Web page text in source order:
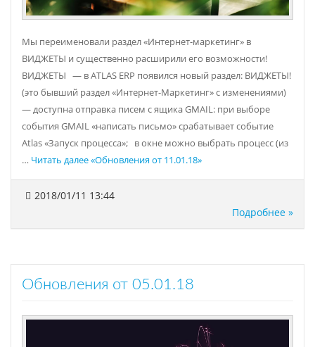
Мы переименовали раздел «Интернет-маркетинг» в
ВИДЖЕТЫ и существенно расширили его возможности!
ВИДЖЕТЫ — в ATLAS ERP появился новый раздел: ВИДЖЕТЫ!
(это бывший раздел «Интернет-Маркетинг» с изменениями)
— доступна отправка писем с ящика GMAIL: при выборе
события GMAIL «написать письмо» срабатывает событие
Atlas «Запуск процесса»; в окне можно выбрать процесс (из
… Читать далее«Обновления от 11.01.18»
2018/01/11 13:44
Подробнее »
Обновления от 05.01.18